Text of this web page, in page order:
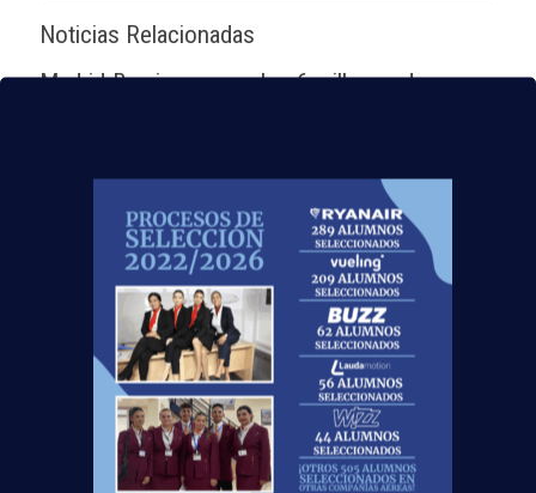
Noticias Relacionadas
Madrid-Barajas supera los 6 millones de
Leer más
Nuevas rutas en España y por qué la aviación
te busca en 2026
Leer más
El Aeropuerto de Madrid-Barajas supera los 6
millones de pasajeros en mayo: ¿qué significa